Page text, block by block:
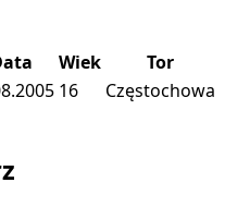
Wiek
Tor
16
Częstochowa